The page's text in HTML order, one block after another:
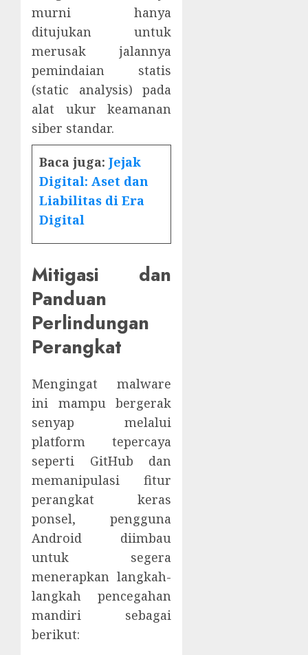
murni hanya
ditujukan untuk
merusak jalannya
pemindaian statis
(static analysis) pada
alat ukur keamanan
siber standar.
Baca juga: Jejak
Digital: Aset dan
Liabilitas di Era
Digital
Mitigasi dan
Panduan
Perlindungan
Perangkat
Mengingat malware
ini mampu bergerak
senyap melalui
platform tepercaya
seperti GitHub dan
memanipulasi fitur
perangkat keras
ponsel, pengguna
Android diimbau
untuk segera
menerapkan langkah-
langkah pencegahan
mandiri sebagai
berikut: